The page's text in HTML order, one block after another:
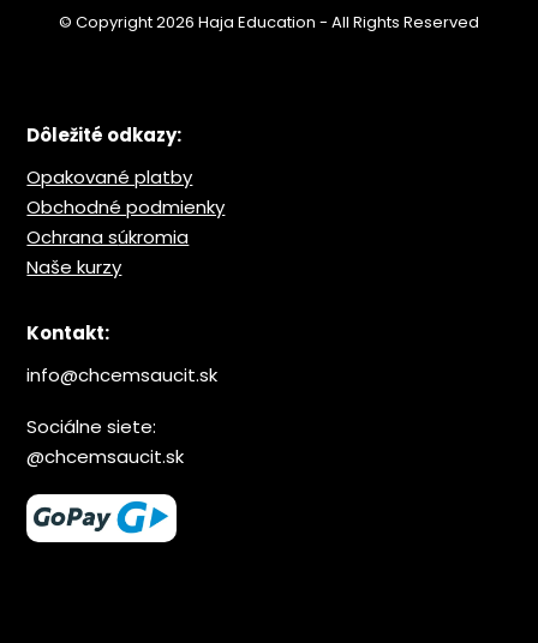
© Copyright 2026 Haja Education - All Rights Reserved
Dôležité odkazy:
Opakované platby
Obchodné podmienky
Ochrana súkromia
Naše kurzy
Kontakt:
info@chcemsaucit.sk
Sociálne siete:
@chcemsaucit.sk